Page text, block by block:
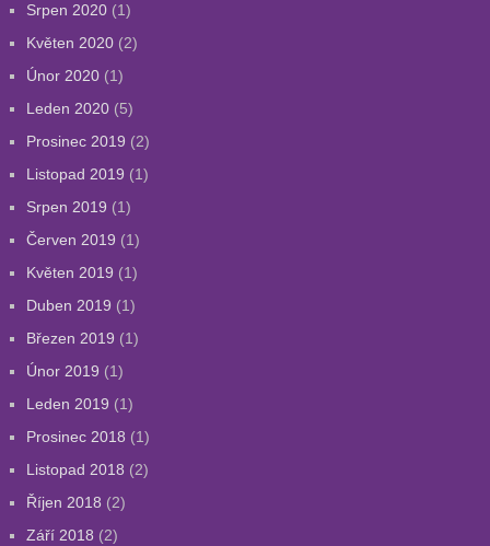
Srpen 2020(1)
Květen 2020(2)
Únor 2020(1)
Leden 2020(5)
Prosinec 2019 (2)
Listopad 2019 (1)
Srpen 2019 (1)
Červen 2019 (1)
Květen 2019 (1)
Duben 2019 (1)
Březen 2019 (1)
Únor 2019 (1)
Leden 2019 (1)
Prosinec 2018 (1)
Listopad 2018 (2)
Říjen 2018 (2)
Září 2018 (2)